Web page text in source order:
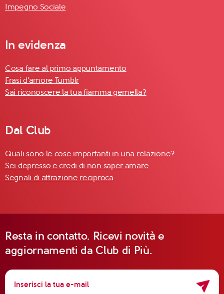
Impegno Sociale
In evidenza
Cosa fare al primo appuntamento
Frasi d'amore Tumblr
Sai riconoscere la tua fiamma gemella?
Dal Club
Quali sono le cose importanti in una relazione?
Sei depresso e credi di non saper amare
Segnali di attrazione reciproca
Resta in contatto. Ricevi novità e
aggiornamenti da Club di Più.